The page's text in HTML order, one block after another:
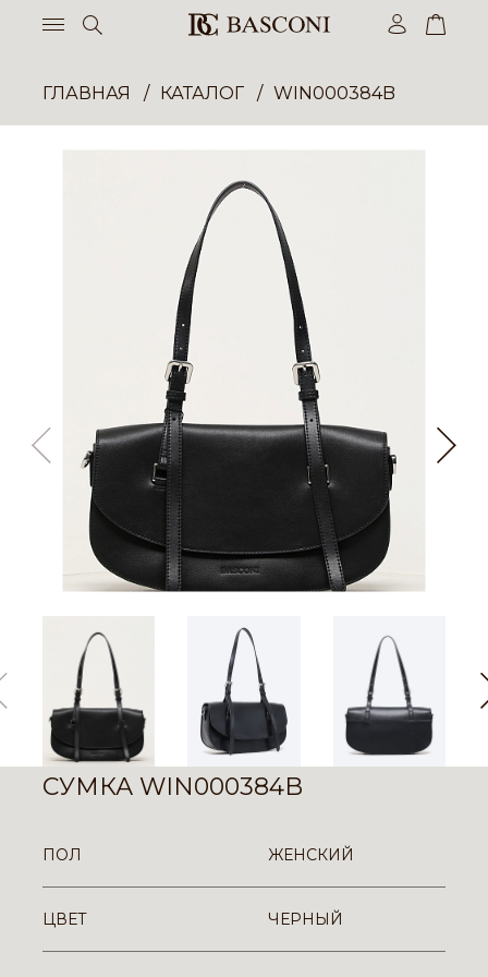
ГЛАВНАЯ КАТАЛОГ WIN000384B
СУМКА WIN000384B
ПОЛ ЖЕНСКИЙ
ЦВЕТ ЧЕРНЫЙ